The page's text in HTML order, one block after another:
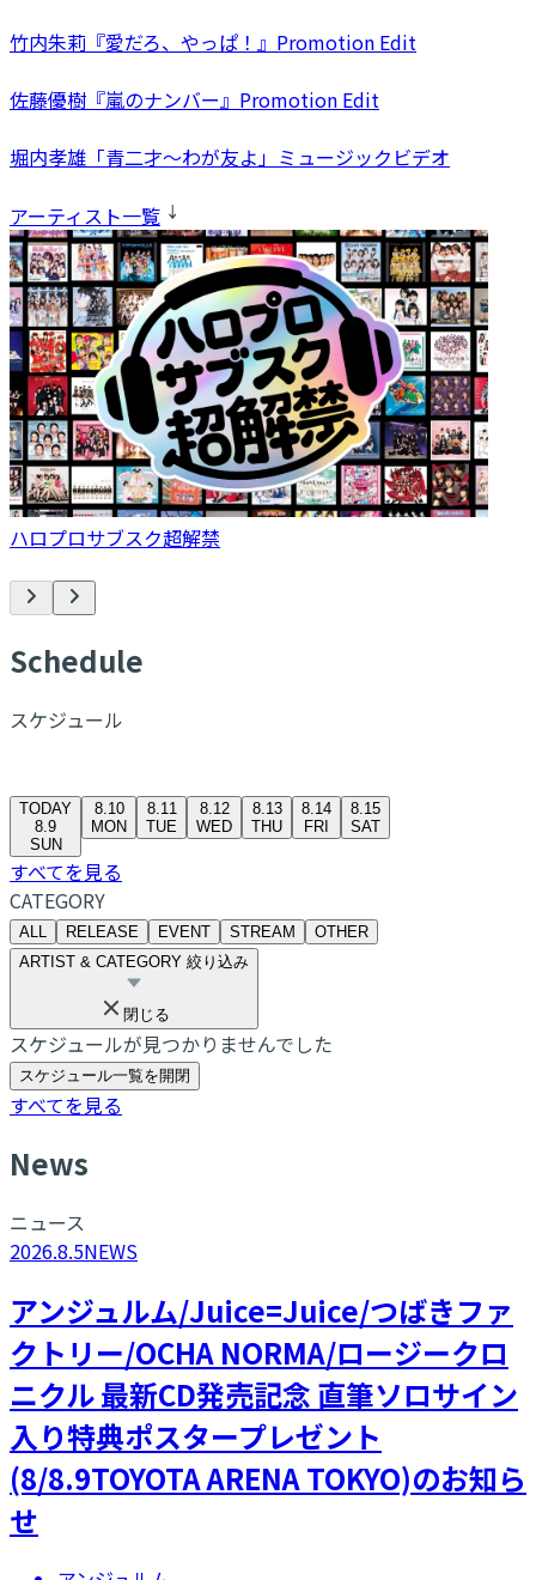
竹内朱莉『愛だろ、やっぱ！』Promotion Edit
佐藤優樹『嵐のナンバー』Promotion Edit
堀内孝雄「青二才～わが友よ」ミュージックビデオ
アーティスト一覧
ハロプロサブスク超解禁
Schedule
スケジュール
TODAY
8.9
SUN
8.10
MON
8.11
TUE
8.12
WED
8.13
THU
8.14
FRI
8.15
SAT
すべてを見る
CATEGORY
ALL RELEASE EVENT STREAM
OTHER
ARTIST & CATEGORY 絞り込み
閉じる
スケジュールが見つかりませんでした
スケジュール一覧を開閉
すべてを見る
News
ニュース
2026.8.5NEWS
アンジュルム/Juice=Juice/つばきファ
クトリー/OCHA NORMA/ロージークロ
ニクル 最新CD発売記念 直筆ソロサイン
入り特典ポスタープレゼント
(8/8.9TOYOTA ARENA TOKYO)のお知ら
せ